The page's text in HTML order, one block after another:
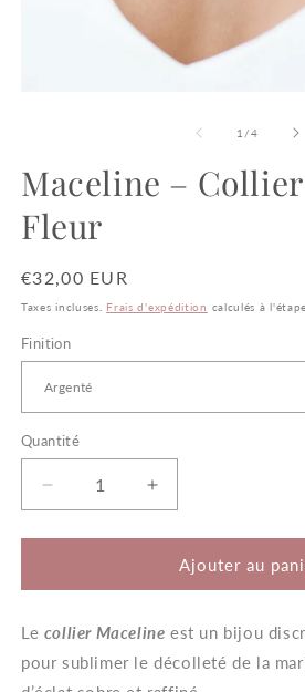
une
fenêtre
modale
1 /de
4
Maceline –
Fleur
Prix
habituel
€32,00 EUR
Taxes incluses. Frais d'expédition calculés à
Finition
Quantité
Quantité
Réduire
la
quantité
Maceline
Collier
de
Augmenter
la
quantité
Maceline
Collier
de
Ajouter au
Le collier Maceline est un bijou
pour sublimer le décolleté de la